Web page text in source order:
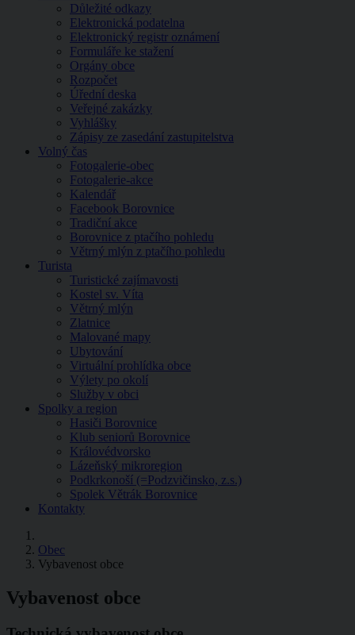
Důležité odkazy
Elektronická podatelna
Elektronický registr oznámení
Formuláře ke stažení
Orgány obce
Rozpočet
Úřední deska
Veřejné zakázky
Vyhlášky
Zápisy ze zasedání zastupitelstva
Volný čas
Fotogalerie-obec
Fotogalerie-akce
Kalendář
Facebook Borovnice
Tradiční akce
Borovnice z ptačího pohledu
Větrný mlýn z ptačího pohledu
Turista
Turistické zajímavosti
Kostel sv. Víta
Větrný mlýn
Zlatnice
Malované mapy
Ubytování
Virtuální prohlídka obce
Výlety po okolí
Služby v obci
Spolky a region
Hasiči Borovnice
Klub seniorů Borovnice
Královédvorsko
Lázeňský mikroregion
Podkrkonoší (=Podzvičinsko, z.s.)
Spolek Větrák Borovnice
Kontakty
Obec
Vybavenost obce
Vybavenost obce